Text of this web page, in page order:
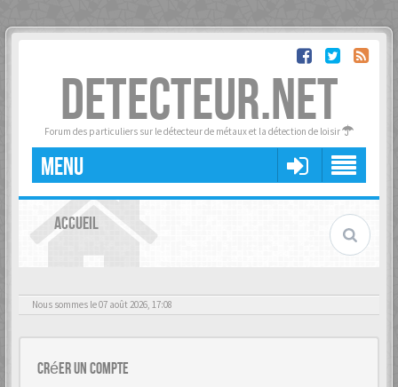
DETECTEUR.NET
Forum des particuliers sur le détecteur de métaux et la détection de loisir
MENU
ACCUEIL
Nous sommes le 07 août 2026, 17:08
Créer un Compte